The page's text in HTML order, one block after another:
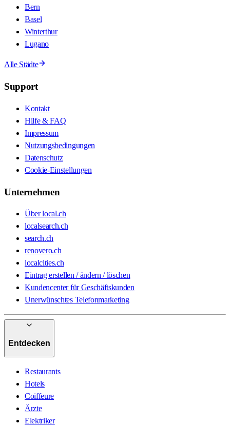
Bern
Basel
Winterthur
Lugano
Alle Städte
Support
Kontakt
Hilfe & FAQ
Impressum
Nutzungsbedingungen
Datenschutz
Cookie-Einstellungen
Unternehmen
Über local.ch
localsearch.ch
search.ch
renovero.ch
localcities.ch
Eintrag erstellen / ändern / löschen
Kundencenter für Geschäftskunden
Unerwünschtes Telefonmarketing
Entdecken
Restaurants
Hotels
Coiffeure
Ärzte
Elektriker